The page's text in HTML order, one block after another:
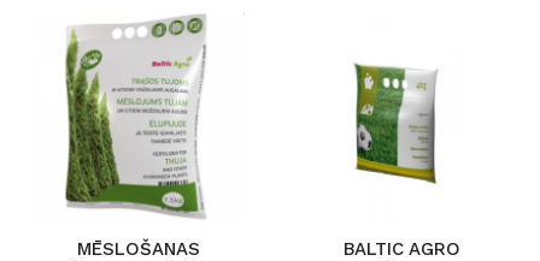
MĒSLOŠANAS
BALTIC AGRO